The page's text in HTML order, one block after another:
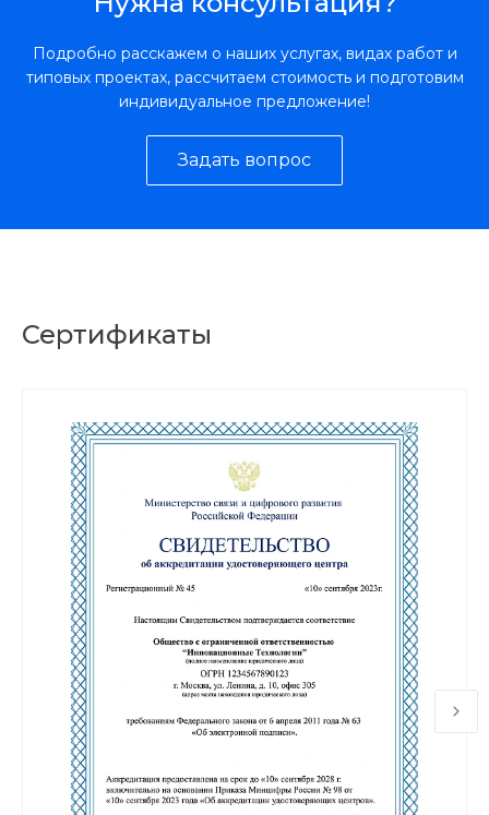
Подробно расскажем о наших услугах, видах работ и
типовых проектах, рассчитаем стоимость и подготовим
индивидуальное предложение!
Задать вопрос
Сертификаты